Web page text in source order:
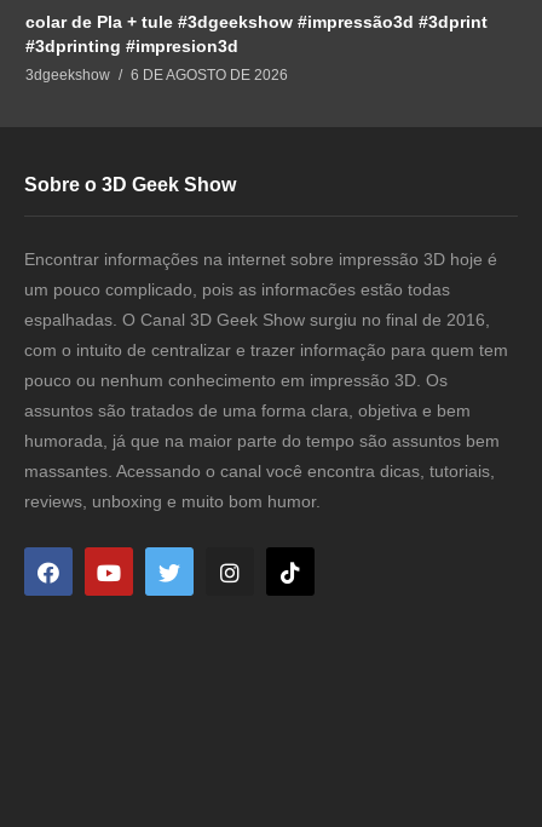
colar de Pla + tule #3dgeekshow #impressão3d #3dprint
#3dprinting #impresion3d
3dgeekshow 6 DE AGOSTO DE 2026
Sobre o 3D Geek Show
Encontrar informações na internet sobre impressão 3D hoje é
um pouco complicado, pois as informacões estão todas
espalhadas. O Canal 3D Geek Show surgiu no final de 2016,
com o intuito de centralizar e trazer informação para quem tem
pouco ou nenhum conhecimento em impressão 3D. Os
assuntos são tratados de uma forma clara, objetiva e bem
humorada, já que na maior parte do tempo são assuntos bem
massantes. Acessando o canal você encontra dicas, tutoriais,
reviews, unboxing e muito bom humor.